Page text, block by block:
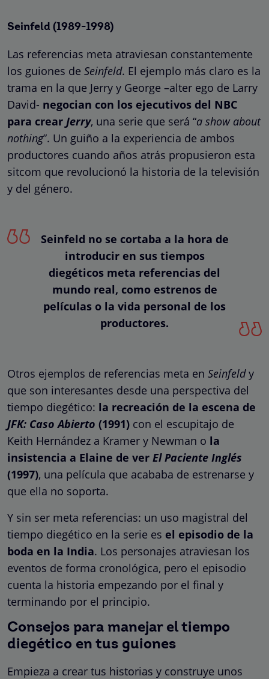
Seinfeld (1989-1998)
Las referencias meta atraviesan constantemente
los guiones de Seinfeld. El ejemplo más claro es la
trama en la que Jerry y George –alter ego de Larry
David- negocian con los ejecutivos del NBC
para crear Jerry, una serie que será “a show about
nothing”. Un guiño a la experiencia de ambos
productores cuando años atrás propusieron esta
sitcom que revolucionó la historia de la televisión
y del género.
Seinfeld no se cortaba a la hora de
introducir en sus tiempos
diegéticos meta referencias del
mundo real, como estrenos de
películas o la vida personal de los
productores.
Otros ejemplos de referencias meta en Seinfeldy
que son interesantes desde una perspectiva del
tiempo diegético: la recreación de la escena de
JFK: Caso Abierto (1991) con el escupitajo de
Keith Hernández a Kramer y Newman o la
insistencia a Elaine de ver El Paciente Inglés
(1997), una película que acababa de estrenarse y
que ella no soporta.
Y sin ser meta referencias: un uso magistral del
tiempo diegético en la serie es el episodio de la
boda en la India. Los personajes atraviesan los
eventos de forma cronológica, pero el episodio
cuenta la historia empezando por el final y
terminando por el principio.
Consejos para manejar el tiempo
diegético en tus guiones
Empieza a crear tus historias y construye unos